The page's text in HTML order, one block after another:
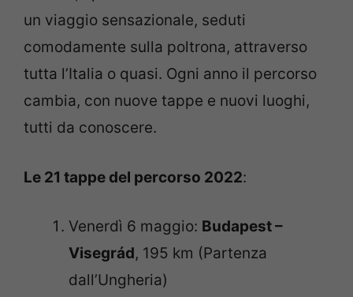
un viaggio sensazionale, seduti
comodamente sulla poltrona, attraverso
tutta l’Italia o quasi. Ogni anno il percorso
cambia, con nuove tappe e nuovi luoghi,
tutti da conoscere.
Le 21 tappe del percorso 2022:
Venerdì 6 maggio: Budapest –
Visegrád, 195 km (Partenza
dall’Ungheria)